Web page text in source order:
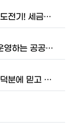
(7월)⏩✍세금용사의 퀘스트 도전기! 세금으로 세상을 바꾸는 방법_김태민 기자 > 기자단 네트워크
[기자단 심사과제] 세금으로 운영하는 공공자전거, 얼마나 알고 계신가요?_황아윤 기자 > 기자단 네트워크
우리가 먹는 음식과 약! ‘세금’ 덕분에 믿고 먹을 수 있어요! > 펀펀한 세금 Talk